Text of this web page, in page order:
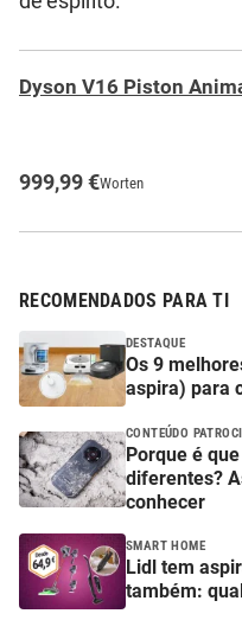
Dyson V16 Piston
999,99 €Worten
RECOMENDADOS PARA TI
DESTAQUE
Os 9
aspira) para
CONTEÚDO
Porque é
diferentes?
conhecer
SMART HOME
Lidl tem
também: